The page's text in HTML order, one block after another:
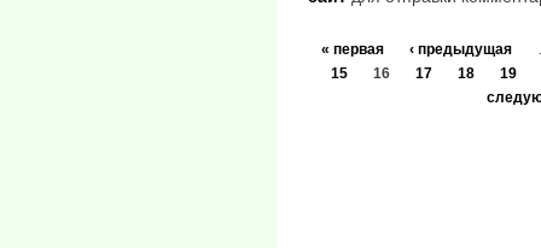
« первая ‹ предыдущая
15
16 17 18
19